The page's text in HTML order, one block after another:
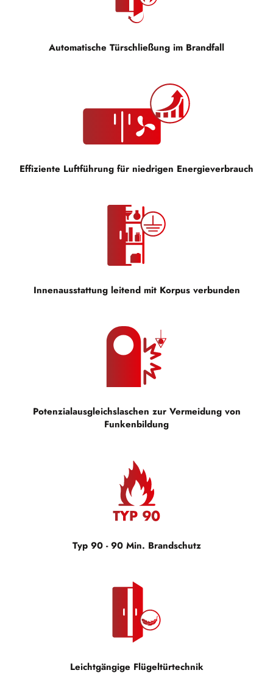
Automatische Türschließung im Brandfall
Effiziente Luftführung für niedrigen Energieverbrauch
Innenausstattung leitend mit Korpus verbunden
Potenzialausgleichslaschen zur Vermeidung von
Funkenbildung
Typ 90 - 90 Min. Brandschutz
Leichtgängige Flügeltürtechnik